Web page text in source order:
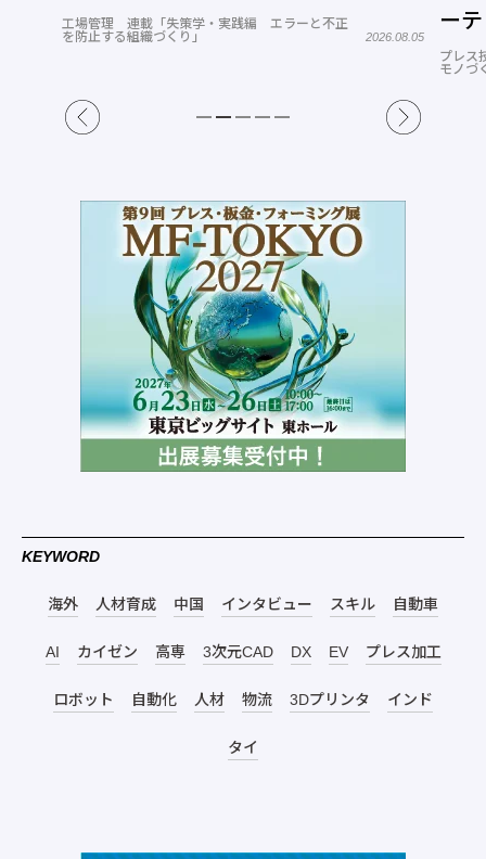
ーテック
す
ト
機械設
KEYWORD
海外 人材育成 中国 インタビュー スキル 自動車
AI カイゼン 高専 3次元CAD DX EV プレス加工
ロボット 自動化 人材 物流 3Dプリンタ インド
タイ